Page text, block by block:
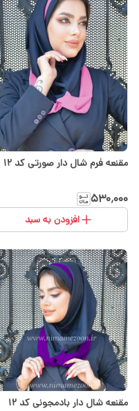
مقنعه فرم شال دار صورتی کد 12
۵۳۰٬۰۰۰
افزودن به سبد
مقنعه شال دار بادمجونی کد ۱۲